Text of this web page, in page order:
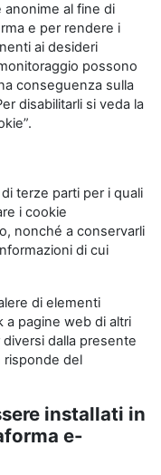
al fine di
e per rendere i
ai desideri
possono
conseguenza sulla
disabilitarli si veda la
terze parti per i quali
i cookie
nonché a conservarli
di cui
di elementi
a pagine web di altri
dalla presente
risponde del
installati in
e-